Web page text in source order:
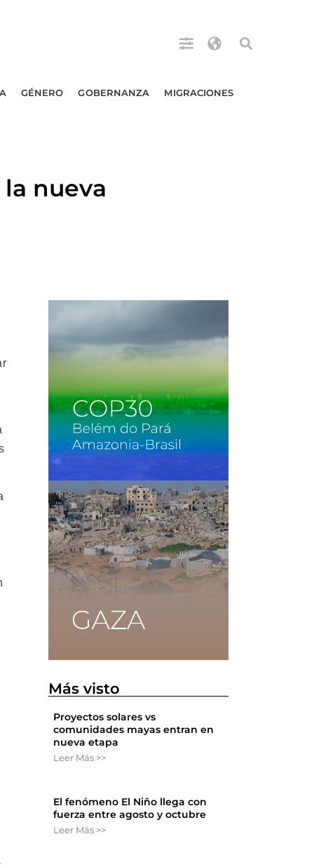
GÉNERO GOBERNANZA MIGRACIONES
nueva
Más visto
Proyectos solares vs
comunidades mayas entran en
nueva etapa
Leer Más >>
El fenómeno El Niño llega con
fuerza entre agosto y octubre
Leer Más >>